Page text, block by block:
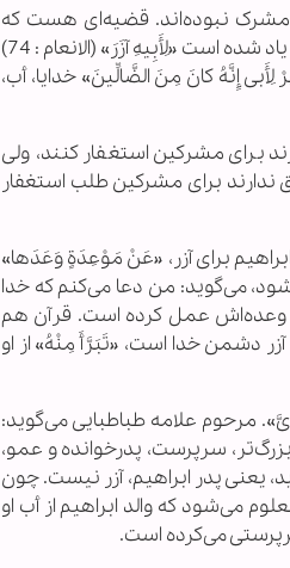
نبوده‌اند. قضیه‌ای هست که
می‌گویند: پس پدر ابراهیم چیست؟ آزر بت‌ساز که معروف است و در قرآن هم با عنوان «أب» یاد شده است «لِأَبِیهِ آزَرَ» (الانعام : 74)
شعراء می‌گوید: «وَ اغْفِرْ لِأَبی‏ إِنَّهُ کانَ مِنَ الضَّالِّینَ» خدایا، أب،
برای مشرکین استغفار کنند، ولی
ندارند برای مشرکین طلب استغفار
ابراهیم برای آزر، «عَنْ مَوْعِدَةٍ وَعَدَها»
می‌گوید: من دعا می‌کنم که خدا
به وعده‌اش عمل کرده است. قرآن هم
دشمن خدا است، «تَبَرَّأَ مِنْهُ» از او
لِوالِدَیَّ». مرحوم علامه طباطبایی می‌گوید:
سرپرست، پدرخوانده و عمو،
یعنی پدر ابراهیم، آزر نیست. چون
می‌شود که والد ابراهیم از أب او
می‌کرده است.